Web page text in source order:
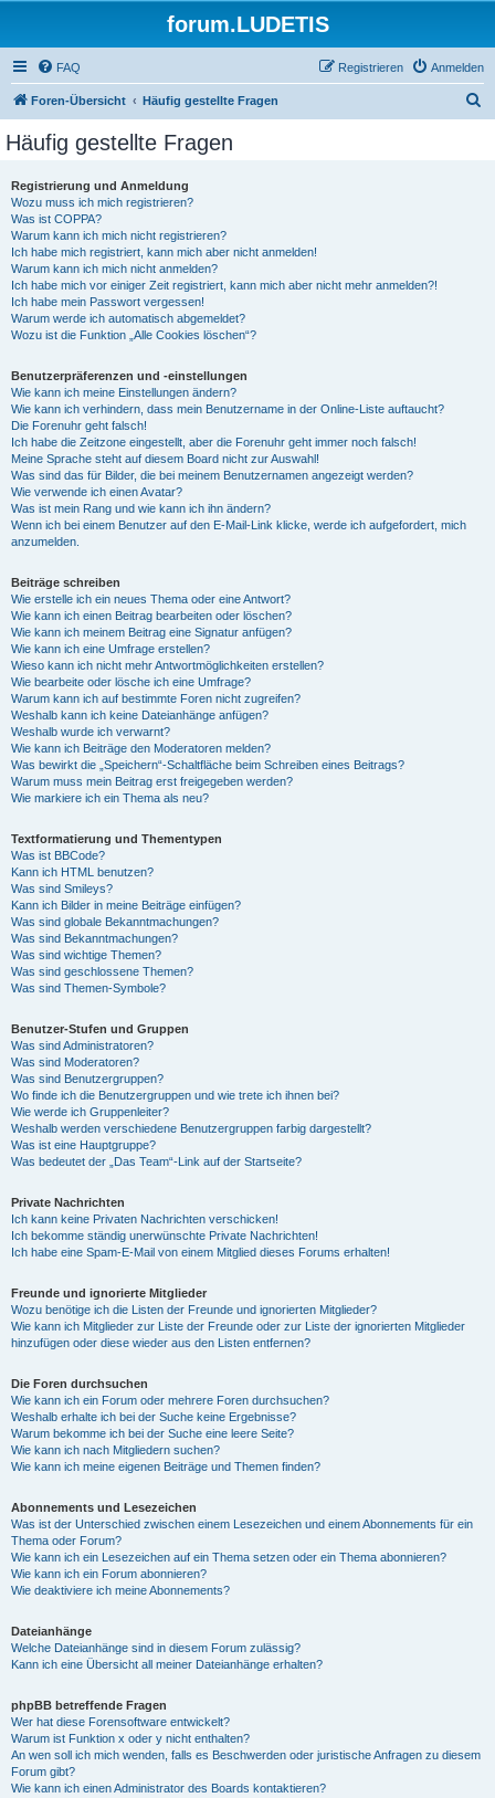
forum.LUDETIS
FAQ Anmelden
Registrieren
Foren-Übersicht Häufig gestellte Fragen
Häufig gestellte Fragen
Registrierung und Anmeldung
Wozu muss ich mich registrieren?
Was ist COPPA?
Warum kann ich mich nicht registrieren?
Ich habe mich registriert, kann mich aber nicht anmelden!
Warum kann ich mich nicht anmelden?
Ich habe mich vor einiger Zeit registriert, kann mich aber nicht mehr anmelden?!
Ich habe mein Passwort vergessen!
Warum werde ich automatisch abgemeldet?
Wozu ist die Funktion „Alle Cookies löschen“?
Benutzerpräferenzen und -einstellungen
Wie kann ich meine Einstellungen ändern?
Wie kann ich verhindern, dass mein Benutzername in der Online-Liste auftaucht?
Die Forenuhr geht falsch!
Ich habe die Zeitzone eingestellt, aber die Forenuhr geht immer noch falsch!
Meine Sprache steht auf diesem Board nicht zur Auswahl!
Was sind das für Bilder, die bei meinem Benutzernamen angezeigt werden?
Wie verwende ich einen Avatar?
Was ist mein Rang und wie kann ich ihn ändern?
Wenn ich bei einem Benutzer auf den E-Mail-Link klicke, werde ich aufgefordert, mich
anzumelden.
Beiträge schreiben
Wie erstelle ich ein neues Thema oder eine Antwort?
Wie kann ich einen Beitrag bearbeiten oder löschen?
Wie kann ich meinem Beitrag eine Signatur anfügen?
Wie kann ich eine Umfrage erstellen?
Wieso kann ich nicht mehr Antwortmöglichkeiten erstellen?
Wie bearbeite oder lösche ich eine Umfrage?
Warum kann ich auf bestimmte Foren nicht zugreifen?
Weshalb kann ich keine Dateianhänge anfügen?
Weshalb wurde ich verwarnt?
Wie kann ich Beiträge den Moderatoren melden?
Was bewirkt die „Speichern“-Schaltfläche beim Schreiben eines Beitrags?
Warum muss mein Beitrag erst freigegeben werden?
Wie markiere ich ein Thema als neu?
Textformatierung und Thementypen
Was ist BBCode?
Kann ich HTML benutzen?
Was sind Smileys?
Kann ich Bilder in meine Beiträge einfügen?
Was sind globale Bekanntmachungen?
Was sind Bekanntmachungen?
Was sind wichtige Themen?
Was sind geschlossene Themen?
Was sind Themen-Symbole?
Benutzer-Stufen und Gruppen
Was sind Administratoren?
Was sind Moderatoren?
Was sind Benutzergruppen?
Wo finde ich die Benutzergruppen und wie trete ich ihnen bei?
Wie werde ich Gruppenleiter?
Weshalb werden verschiedene Benutzergruppen farbig dargestellt?
Was ist eine Hauptgruppe?
Was bedeutet der „Das Team“-Link auf der Startseite?
Private Nachrichten
Ich kann keine Privaten Nachrichten verschicken!
Ich bekomme ständig unerwünschte Private Nachrichten!
Ich habe eine Spam-E-Mail von einem Mitglied dieses Forums erhalten!
Freunde und ignorierte Mitglieder
Wozu benötige ich die Listen der Freunde und ignorierten Mitglieder?
Wie kann ich Mitglieder zur Liste der Freunde oder zur Liste der ignorierten Mitglieder
hinzufügen oder diese wieder aus den Listen entfernen?
Die Foren durchsuchen
Wie kann ich ein Forum oder mehrere Foren durchsuchen?
Weshalb erhalte ich bei der Suche keine Ergebnisse?
Warum bekomme ich bei der Suche eine leere Seite?
Wie kann ich nach Mitgliedern suchen?
Wie kann ich meine eigenen Beiträge und Themen finden?
Abonnements und Lesezeichen
Was ist der Unterschied zwischen einem Lesezeichen und einem Abonnements für ein
Thema oder Forum?
Wie kann ich ein Lesezeichen auf ein Thema setzen oder ein Thema abonnieren?
Wie kann ich ein Forum abonnieren?
Wie deaktiviere ich meine Abonnements?
Dateianhänge
Welche Dateianhänge sind in diesem Forum zulässig?
Kann ich eine Übersicht all meiner Dateianhänge erhalten?
phpBB betreffende Fragen
Wer hat diese Forensoftware entwickelt?
Warum ist Funktion x oder y nicht enthalten?
An wen soll ich mich wenden, falls es Beschwerden oder juristische Anfragen zu diesem
Forum gibt?
Wie kann ich einen Administrator des Boards kontaktieren?